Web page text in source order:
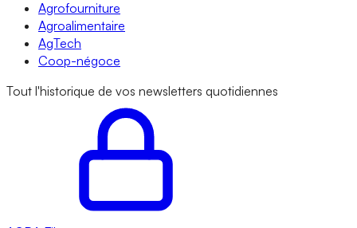
Agrofourniture
Agroalimentaire
AgTech
Coop-négoce
Tout l'historique de vos newsletters quotidiennes